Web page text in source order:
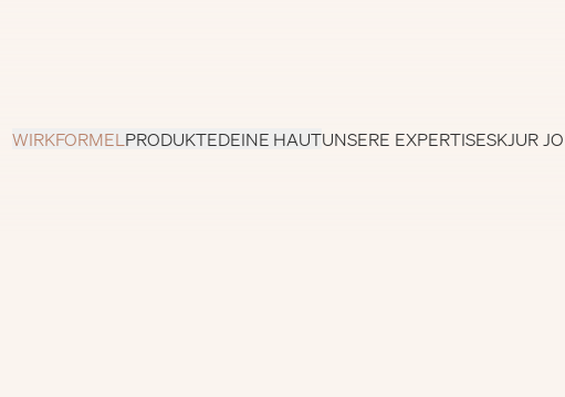
WIRKFORMEL PRODUKTEDEINE HAUTUNSERE EXPERTISESKJUR